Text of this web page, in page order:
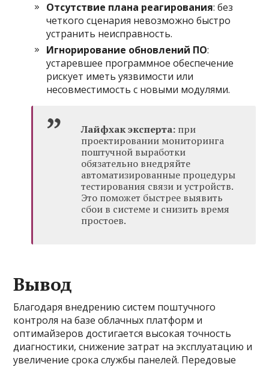
Отсутствие плана реагирования: без
четкого сценария невозможно быстро
устранить неисправность.
Игнорирование обновлений ПО:
устаревшее программное обеспечение
рискует иметь уязвимости или
несовместимость с новыми модулями.
Лайфхак эксперта: при
проектировании мониторинга
поштучной выработки
обязательно внедряйте
автоматизированные процедуры
тестирования связи и устройств.
Это поможет быстрее выявить
сбои в системе и снизить время
простоев.
Вывод
Благодаря внедрению систем поштучного
контроля на базе облачных платформ и
оптимайзеров достигается высокая точность
диагностики, снижение затрат на эксплуатацию и
увеличение срока службы панелей. Передовые